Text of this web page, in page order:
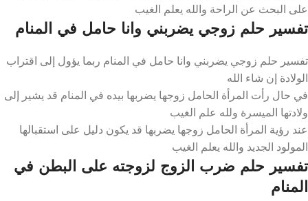
على البحث عن الراحة والله يعلم الغيب
تفسير حلم زوجي يضربني وانا حامل في المنام
تفسير حلم زوجي يضربني وانا حامل في المنام ربما يؤول إلى اقتراب
الولادة إن شاء الله
في حال رأت المرأة الحامل زوجها يضربها بيده في المنام قد يشير إلى
ولادتها الميسرة ولله علم الغيب
عند رؤية المرأة الحامل زوجها يضربها قد يكون دليل على استقبالها
المولود الجديد والله يعلم الغيب
تفسير حلم ضرب الزوج لزوجته على البطن في
المنام